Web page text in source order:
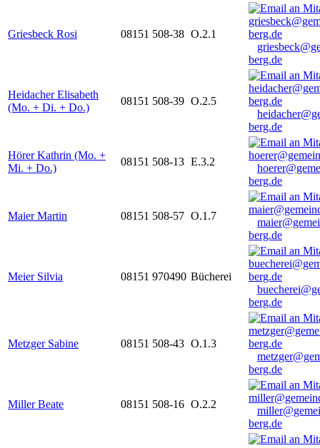
Griesbeck Rosi 08151 508-38 O.2.1
berg.de
Heidacher Elisabeth
(Mo. + Di. + Do.)
08151 508-39 O.2.5
berg.de
Hörer Kathrin (Mo. +
Mi. + Do.)
08151 508-13 E.3.2
berg.de
Maier Martin 08151 508-57 O.1.7
berg.de
Meier Silvia 08151 970490 Bücherei
berg.de
Metzger Sabine 08151 508-43 O.1.3
berg.de
Miller Beate 08151 508-16 O.2.2
berg.de